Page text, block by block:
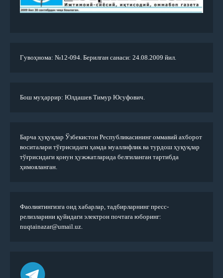
Гувоҳнома: №12-094. Берилган санаси: 24.08.2009 йил.
Бош муҳаррир: Юлдашев Тимур Юсуфович.
Барча ҳуқуқлар Ўзбекистон Республикасининг оммавий ахборот
воситалари тўғрисидаги ҳамда муаллифлик ва турдош ҳуқуқлар
тўғрисидаги қонун ҳужжатларида белгиланган тартибда
ҳимояланган.
Фаолиятингизга оид хабарлар, тадбирларнинг пресс-
релизларини қуйидаги электрон почтага юборинг:
nuqtainazar@umail.uz.